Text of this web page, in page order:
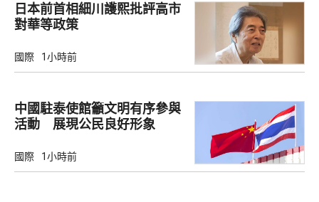
日本前首相細川護熙批評高市
對華等政策
國際 1小時前
中國駐泰使館籲文明有序參與
活動 展現公民良好形象
國際 1小時前